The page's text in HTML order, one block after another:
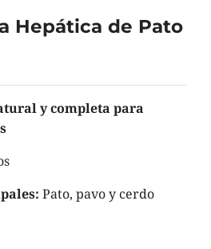
Hepática de Pato
y completa para
Pato, pavo y cerdo